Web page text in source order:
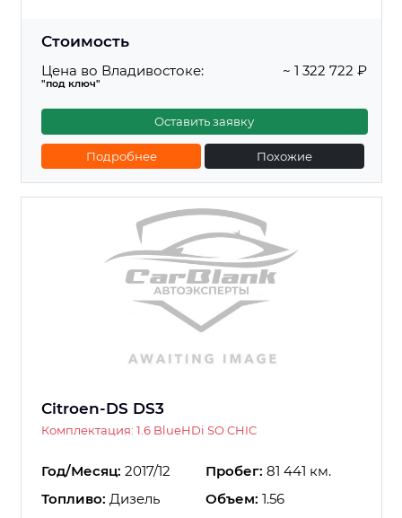
Стоимость
Цена во Владивостоке:
"под ключ"
~ 1 322 722 ₽
Оставить заявку
Подробнее Похожие
Citroen-DS DS3
Комплектация: 1.6 BlueHDi SO CHIC
Год/Месяц: 2017/12 Пробег: 81 441 км.
Топливо: Дизель Объем: 1.56